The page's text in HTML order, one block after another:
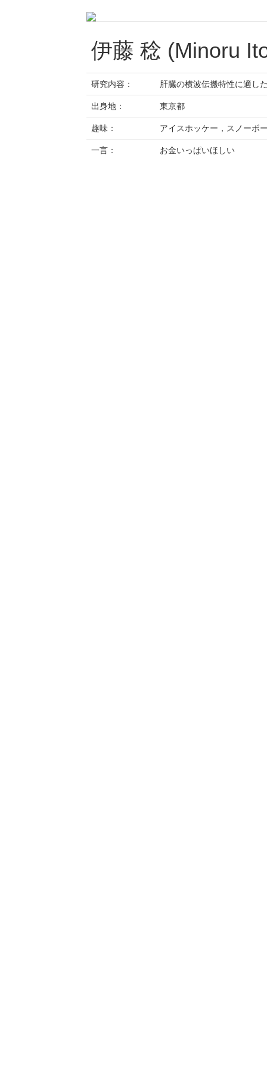
伊藤 稔 (Minoru
研究内容： 肝臓の横波伝搬特性に適し
出身地： 東京都
趣味： アイスホッケー，スノーボ
一言： お金いっぱいほしい